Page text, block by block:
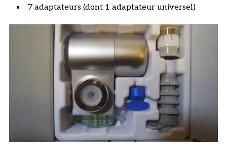
7 adaptateurs (dont 1 adaptateur universel)